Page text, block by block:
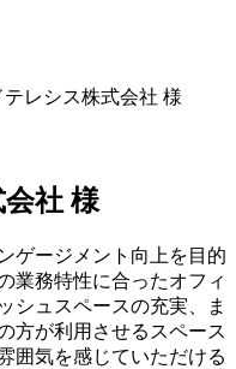
テレシス株式会社 様
社 様
ゲージメント向上を目的
業務特性に合ったオフィ
シュスペースの充実、ま
方が利用させるスペース
囲気を感じていただける